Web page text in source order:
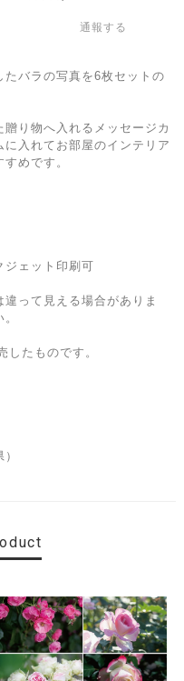
通報する
バラの写真を6枚セットの
り物へ入れるメッセージカ
入れてお部屋のインテリア
めです。
ェット印刷可
って見える場合がありま
したものです。